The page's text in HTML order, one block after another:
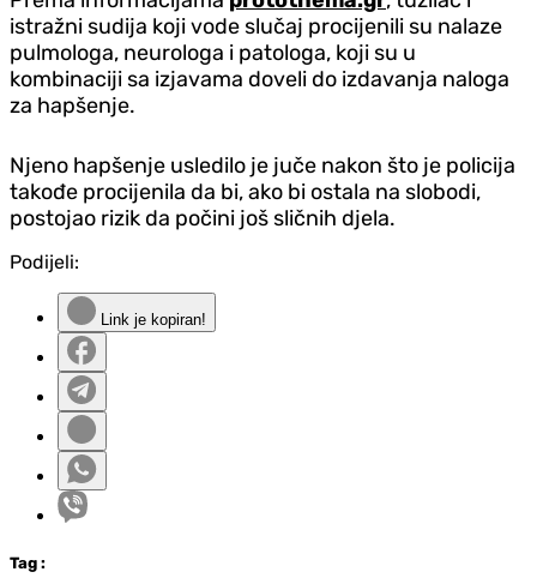
istražni sudija koji vode slučaj procijenili su nalaze
pulmologa, neurologa i patologa, koji su u
kombinaciji sa izjavama doveli do izdavanja naloga
za hapšenje.
Njeno hapšenje usledilo je juče nakon što je policija
takođe procijenila da bi, ako bi ostala na slobodi,
postojao rizik da počini još sličnih djela.
Podijeli:
Link je kopiran!
Tag :